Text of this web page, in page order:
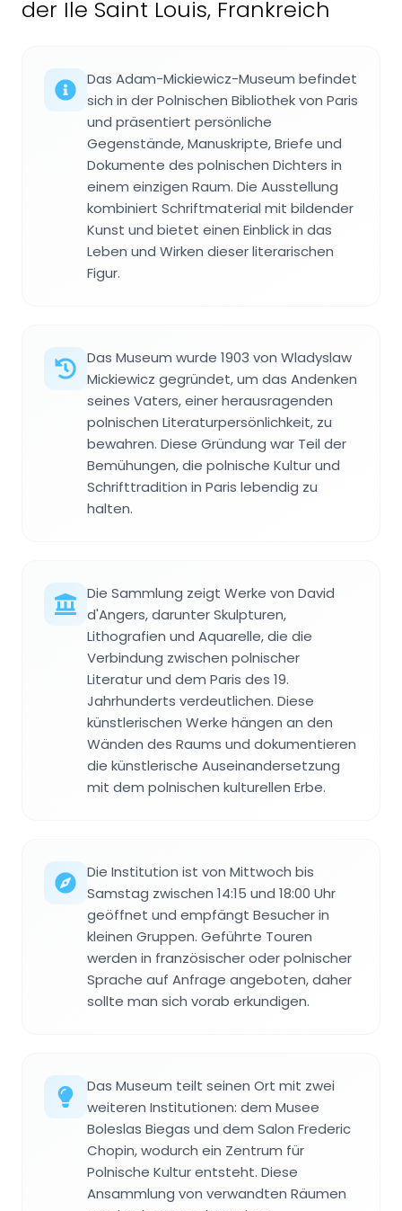
der Ile Saint Louis, Frankreich
Das Adam-Mickiewicz-Museum befindet
sich in der Polnischen Bibliothek von Paris
und präsentiert persönliche
Gegenstände, Manuskripte, Briefe und
Dokumente des polnischen Dichters in
einem einzigen Raum. Die Ausstellung
kombiniert Schriftmaterial mit bildender
Kunst und bietet einen Einblick in das
Leben und Wirken dieser literarischen
Figur.
Das Museum wurde 1903 von Wladyslaw
Mickiewicz gegründet, um das Andenken
seines Vaters, einer herausragenden
polnischen Literaturpersönlichkeit, zu
bewahren. Diese Gründung war Teil der
Bemühungen, die polnische Kultur und
Schrifttradition in Paris lebendig zu
halten.
Die Sammlung zeigt Werke von David
d'Angers, darunter Skulpturen,
Lithografien und Aquarelle, die die
Verbindung zwischen polnischer
Literatur und dem Paris des 19.
Jahrhunderts verdeutlichen. Diese
künstlerischen Werke hängen an den
Wänden des Raums und dokumentieren
die künstlerische Auseinandersetzung
mit dem polnischen kulturellen Erbe.
Die Institution ist von Mittwoch bis
Samstag zwischen 14:15 und 18:00 Uhr
geöffnet und empfängt Besucher in
kleinen Gruppen. Geführte Touren
werden in französischer oder polnischer
Sprache auf Anfrage angeboten, daher
sollte man sich vorab erkundigen.
Das Museum teilt seinen Ort mit zwei
weiteren Institutionen: dem Musee
Boleslas Biegas und dem Salon Frederic
Chopin, wodurch ein Zentrum für
Polnische Kultur entsteht. Diese
Ansammlung von verwandten Räumen